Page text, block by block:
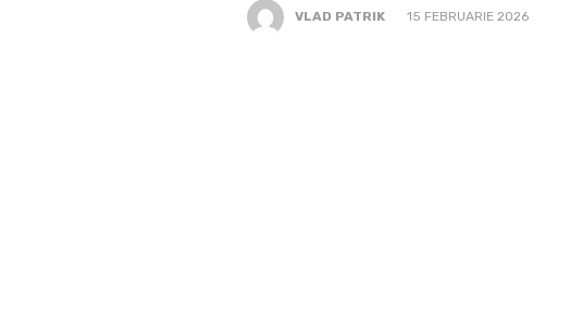
VLAD PATRIK 15 FEBRUARIE 2026